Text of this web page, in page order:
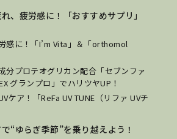
、疲労感に！「おすすめサプリ」
感に！「I’m Vita」＆「orthomol
分プロテオグリカン配合「セブンファ
グランプロ」でハリツヤUP！
ケア！「ReFa UV TUNE（リファ UVチ
“ゆらぎ季節”を乗り越えよう！